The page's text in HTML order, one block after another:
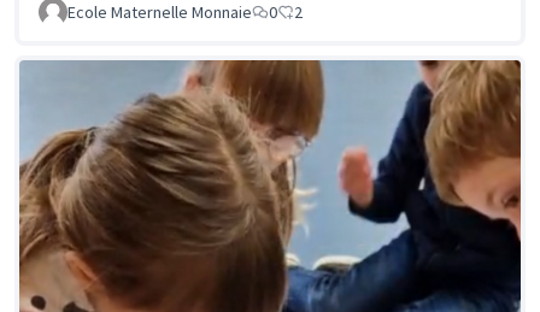
Ecole Maternelle Monnaie 0 2